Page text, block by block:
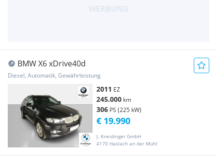
BMW X6 xDrive40d
Diesel, Automatik, Gewährleistung
2011 EZ
245.000 km
306 PS (225 kW)
J. Kneidinger GmbH
4170 Haslach an der Mühl
€ 19.990